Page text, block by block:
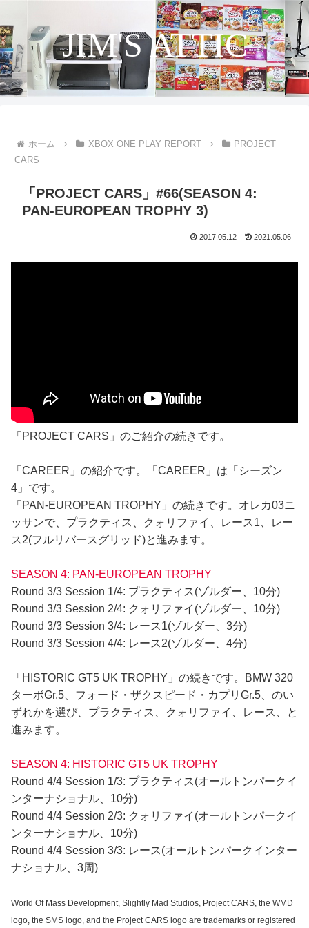
JIM'S ATTIC
ホーム XBOX ONE PLAY REPORT
PROJECT
CARS
「PROJECT CARS」#66(SEASON 4:
PAN-EUROPEAN TROPHY 3)
2017.05.12 2021.05.06
「PROJECT CARS」のご紹介の続きです。
「CAREER」の紹介です。「CAREER」は「シーズン
4」です。
「PAN-EUROPEAN TROPHY」の続きです。オレカ03ニ
ッサンで、プラクティス、クォリファイ、レース1、レー
ス2(フルリバースグリッド)と進みます。
SEASON 4: PAN-EUROPEAN TROPHY
Round 3/3 Session 1/4: プラクティス(ゾルダー、10分)
Round 3/3 Session 2/4: クォリファイ(ゾルダー、10分)
Round 3/3 Session 3/4: レース1(ゾルダー、3分)
Round 3/3 Session 4/4: レース2(ゾルダー、4分)
「HISTORIC GT5 UK TROPHY」の続きです。BMW 320
ターボGr.5、フォード・ザクスピード・カプリGr.5、のい
ずれかを選び、プラクティス、クォリファイ、レース、と
進みます。
SEASON 4: HISTORIC GT5 UK TROPHY
Round 4/4 Session 1/3: プラクティス(オールトンパークイ
ンターナショナル、10分)
Round 4/4 Session 2/3: クォリファイ(オールトンパークイ
ンターナショナル、10分)
Round 4/4 Session 3/3: レース(オールトンパークインター
ナショナル、3周)
World Of Mass Development, Slightly Mad Studios, Project CARS, the WMD
logo, the SMS logo, and the Project CARS logo are trademarks or registered